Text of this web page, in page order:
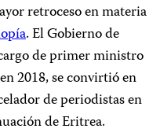
retroceso en materia
. El Gobierno de
de primer ministro
en 2018, se convirtió en
de periodistas en
de Eritrea.